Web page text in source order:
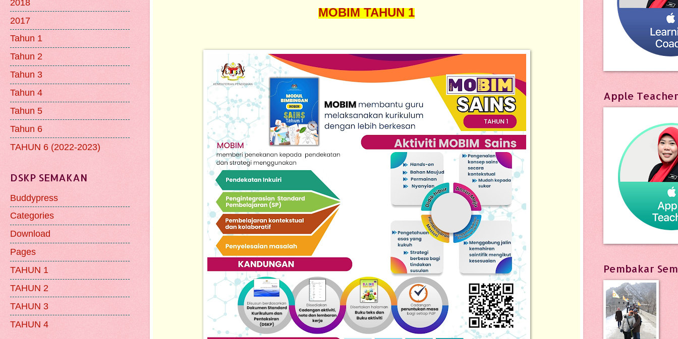
MOBIM TAHUN 1
2017
Tahun 1
Tahun 2
Tahun 3
Tahun 4
Tahun 5
Tahun 6
TAHUN 6 (2022-2023)
DSKP SEMAKAN
Buddypress
Categories
Download
Pages
TAHUN 1
TAHUN 2
TAHUN 3
TAHUN 4
Apple Teacher
Pembakar